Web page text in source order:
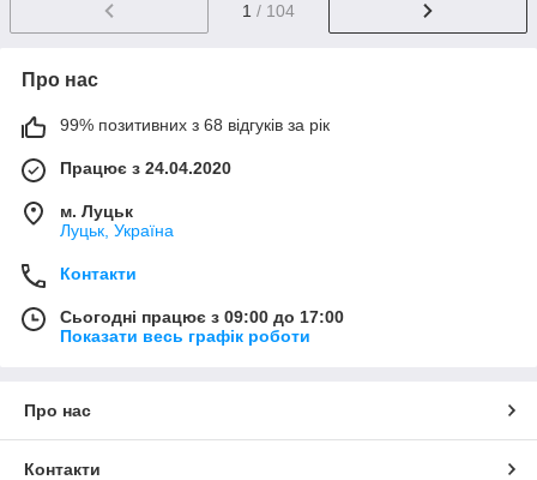
1 / 104
Про нас
99% позитивних з 68 відгуків за рік
Працює з 24.04.2020
м. Луцьк
Луцьк, Україна
Контакти
Сьогодні працює з 09:00 до 17:00
Показати весь графік роботи
Про нас
Контакти